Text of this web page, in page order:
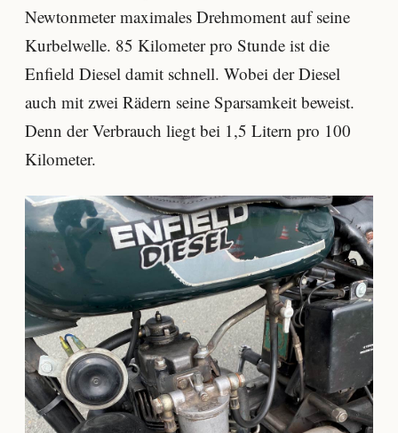
Newtonmeter maximales Drehmoment auf seine
Kurbelwelle. 85 Kilometer pro Stunde ist die
Enfield Diesel damit schnell. Wobei der Diesel
auch mit zwei Rädern seine Sparsamkeit beweist.
Denn der Verbrauch liegt bei 1,5 Litern pro 100
Kilometer.